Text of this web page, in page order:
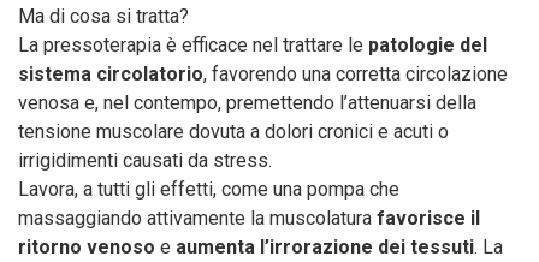
Ma di cosa si tratta?
La pressoterapia è efficace nel trattare le patologie del
sistema circolatorio, favorendo una corretta circolazione
venosa e, nel contempo, premettendo l’attenuarsi della
tensione muscolare dovuta a dolori cronici e acuti o
irrigidimenti causati da stress.
Lavora, a tutti gli effetti, come una pompa che
massaggiando attivamente la muscolatura favorisce il
ritorno venoso e aumenta l’irrorazione dei tessuti. La